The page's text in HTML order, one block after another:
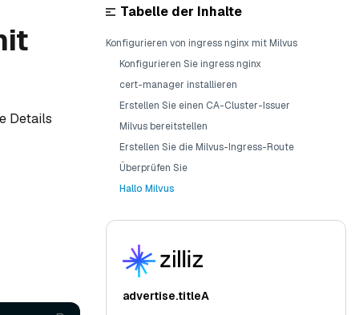
Details
Tabelle der Inhalte
Konfigurieren von ingress nginx mit Milvus
Konfigurieren Sie ingress nginx
cert-manager installieren
Erstellen Sie einen CA-Cluster-Issuer
Milvus bereitstellen
Erstellen Sie die Milvus-Ingress-Route
Überprüfen Sie
Hallo Milvus
advertise.titleA